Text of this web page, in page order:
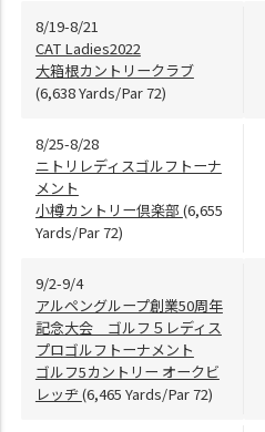
8/19-8/21
CAT Ladies2022
大箱根カントリークラブ
(6,638 Yards/Par 72)
8/25-8/28
ニトリレディスゴルフトーナ
メント
小樽カントリー倶楽部 (6,655
Yards/Par 72)
9/2-9/4
アルペングループ創業50周年
記念大会 ゴルフ５レディス
プロゴルフトーナメント
ゴルフ5カントリー オークビ
レッヂ(6,465 Yards/Par 72)